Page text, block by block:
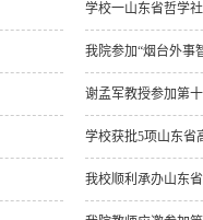
学校一山东省哲学
我院参加“烟台外事
谢孟军教授参加第
学校获批5项山东省
我校顺利承办山东